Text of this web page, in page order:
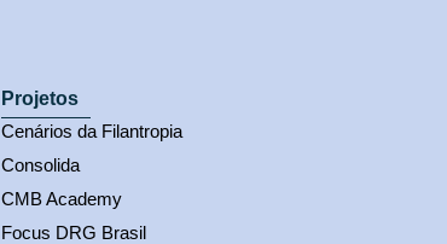
Projetos
Cenários da Filantropia
Consolida
CMB Academy
Focus DRG Brasil